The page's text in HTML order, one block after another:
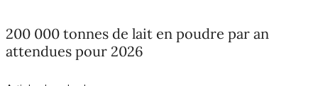
200 000 tonnes de lait en poudre par an
attendues pour 2026